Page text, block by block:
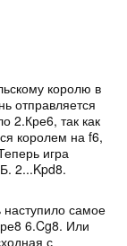
королю в
отправляется
2.Кре6, так как
королем на f6,
игра
Б. 2...Kpd8.
наступило самое
6.Cg8. Или
с